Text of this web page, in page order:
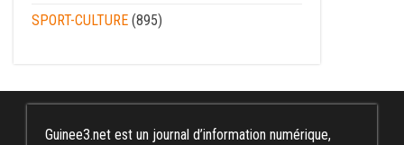
SPORT-CULTURE (895)
Guinee3.net est un journal d’information numérique,